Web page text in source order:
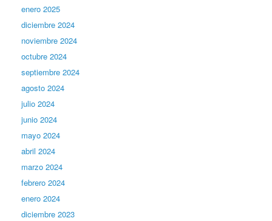
enero 2025
diciembre 2024
noviembre 2024
octubre 2024
septiembre 2024
agosto 2024
julio 2024
junio 2024
mayo 2024
abril 2024
marzo 2024
febrero 2024
enero 2024
diciembre 2023